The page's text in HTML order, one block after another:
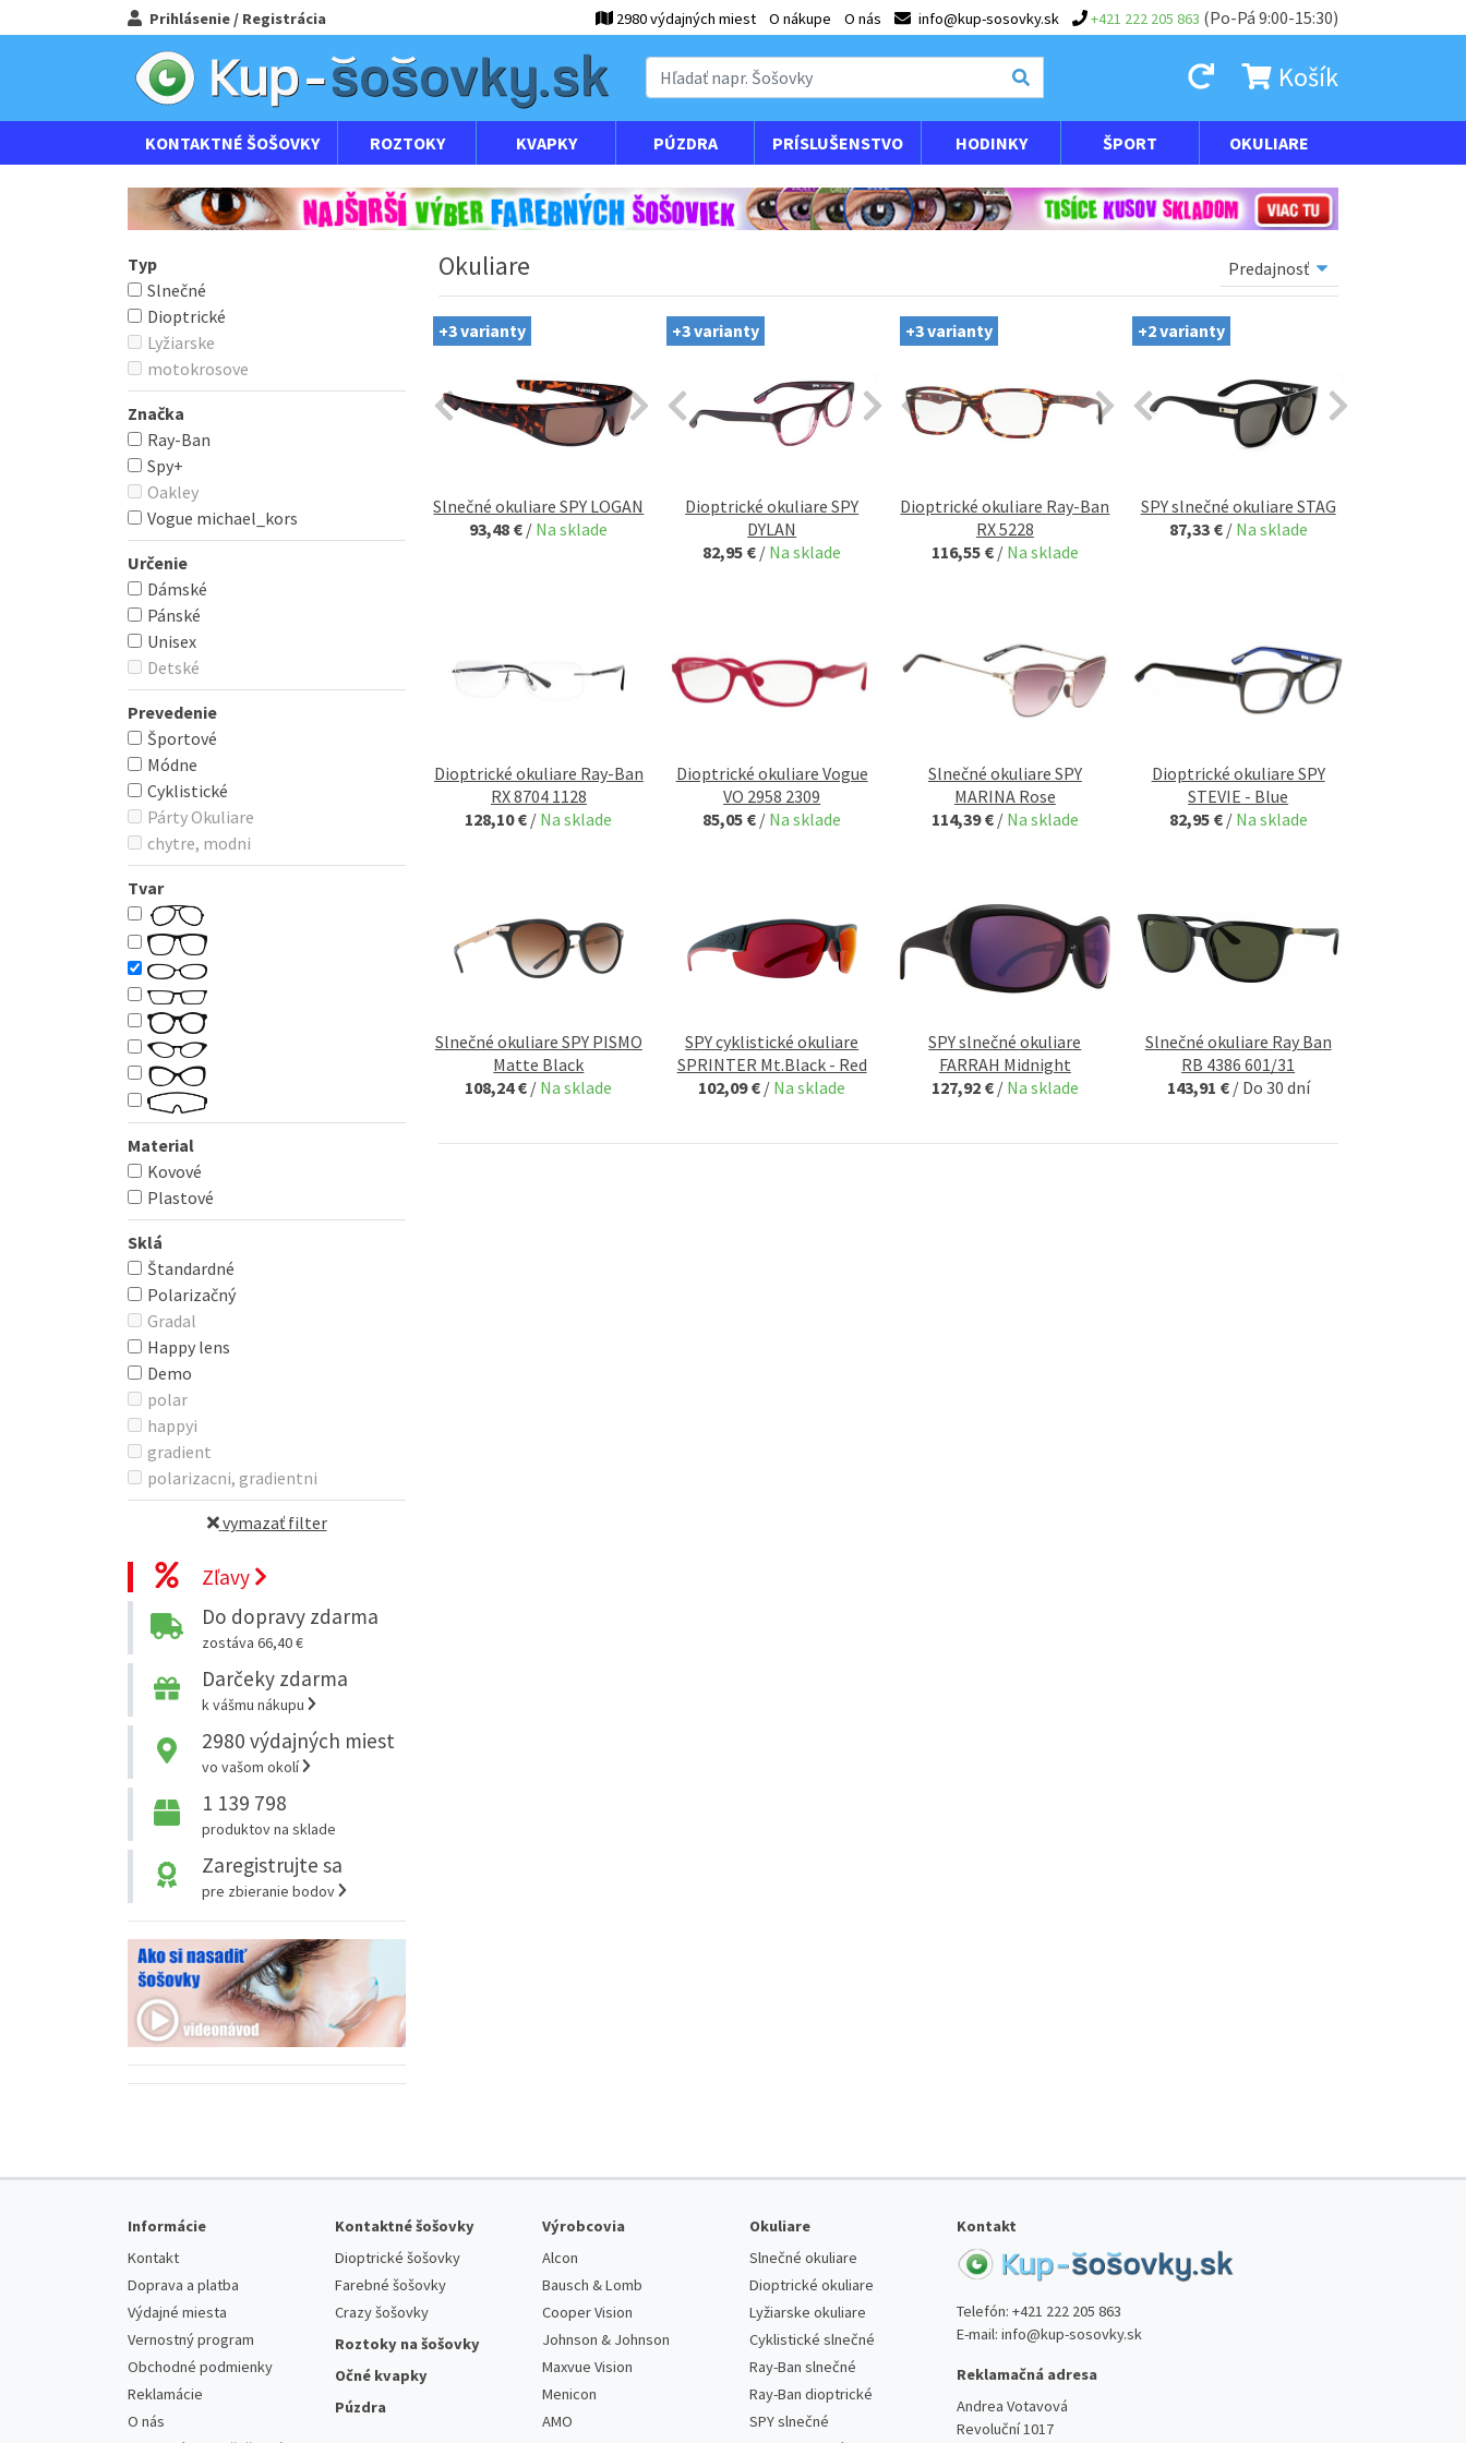
Prihlásenie / Registrácia 2980 výdajných miest O nákupe O nás info@kup-sosovky.sk +421 222 205 863 (Po-Pá 9:00-15:30)
Košík
KONTAKTNÉ ŠOŠOVKY ROZTOKY KVAPKY PÚZDRA PRÍSLUŠENSTVO HODINKY ŠPORT OKULIARE
Typ
Slnečné
Dioptrické
Lyžiarske
motokrosove
Značka
Ray-Ban
Spy+
Oakley
Vogue michael_kors
Určenie
Dámské
Pánské
Unisex
Detské
Prevedenie
Športové
Módne
Cyklistické
Párty Okuliare
chytre, modni
Tvar
Material
Kovové
Plastové
Sklá
Štandardné
Polarizačný
Gradal
Happy lens
Demo
polar
happyi
gradient
polarizacni, gradientni
vymazať filter
Zľavy
Do dopravy zdarma
zostáva 66,40 €
Darčeky zdarma
k vášmu nákupu
2980 výdajných miest
vo vašom okolí
1 139 798
produktov na sklade
Zaregistrujte sa
pre zbieranie bodov
Okuliare
+3 varianty
Slnečné okuliare SPY LOGAN
93,48 € / Na sklade
+3 varianty
Dioptrické okuliare SPY
DYLAN
82,95 € / Na sklade
+3 varianty
Dioptrické okuliare Ray-Ban
RX 5228
116,55 € / Na sklade
+2 varianty
SPY slnečné okuliare STAG
87,33 € / Na sklade
Dioptrické okuliare Ray-Ban
RX 8704 1128
128,10 € / Na sklade
Dioptrické okuliare Vogue
VO 2958 2309
85,05 € / Na sklade
Slnečné okuliare SPY
MARINA Rose
114,39 € / Na sklade
Dioptrické okuliare SPY
STEVIE - Blue
82,95 € / Na sklade
Slnečné okuliare SPY PISMO
Matte Black
108,24 € / Na sklade
SPY cyklistické okuliare
SPRINTER Mt.Black - Red
102,09 € / Na sklade
SPY slnečné okuliare
FARRAH Midnight
127,92 € / Na sklade
Slnečné okuliare Ray Ban
RB 4386 601/31
143,91 € / Do 30 dní
Informácie
Kontakt
Doprava a platba
Výdajné miesta
Vernostný program
Obchodné podmienky
Reklamácie
O nás
Kontaktné šošovky
Dioptrické šošovky
Farebné šošovky
Crazy šošovky
Roztoky na šošovky
Očné kvapky
Púzdra
Výrobcovia
Alcon
Bausch & Lomb
Cooper Vision
Johnson & Johnson
Maxvue Vision
Menicon
AMO
Okuliare
Slnečné okuliare
Dioptrické okuliare
Lyžiarske okuliare
Cyklistické slnečné
Ray-Ban slnečné
Ray-Ban dioptrické
SPY slnečné
Kontakt
Telefón: +421 222 205 863
E-mail: info@kup-sosovky.sk
Reklamačná adresa
Andrea Votavová
Revoluční 1017